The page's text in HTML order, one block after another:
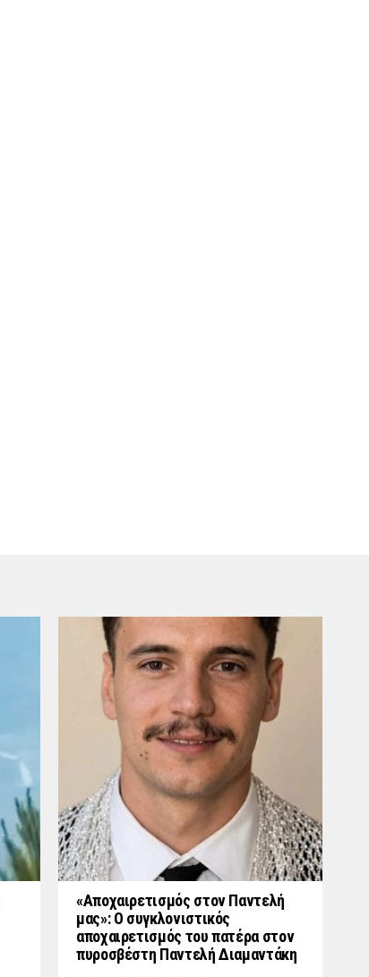
«Aποχαιρετισμός στον Παντελή
μας»: Ο συγκλονιστικός
αποχαιρετισμός του πατέρα στον
πυροσβέστη Παντελή Διαμαντάκη